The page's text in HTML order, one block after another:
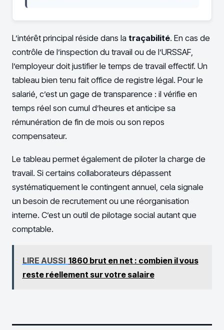
L’intérêt principal réside dans la traçabilité. En cas de
contrôle de l’inspection du travail ou de l’URSSAF,
l’employeur doit justifier le temps de travail effectif. Un
tableau bien tenu fait office de registre légal. Pour le
salarié, c’est un gage de transparence : il vérifie en
temps réel son cumul d’heures et anticipe sa
rémunération de fin de mois ou son repos
compensateur.
Le tableau permet également de piloter la charge de
travail. Si certains collaborateurs dépassent
systématiquement le contingent annuel, cela signale
un besoin de recrutement ou une réorganisation
interne. C’est un outil de pilotage social autant que
comptable.
LIRE AUSSI 1860 brut en net : combien il vous
reste réellement sur votre salaire